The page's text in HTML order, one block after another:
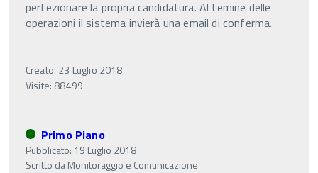
perfezionare la propria candidatura. Al temine delle
operazioni il sistema invierà una email di conferma.
Creato: 23 Luglio 2018
Visite: 88499
Primo Piano
Pubblicato: 19 Luglio 2018
Scritto daMonitoraggio e Comunicazione